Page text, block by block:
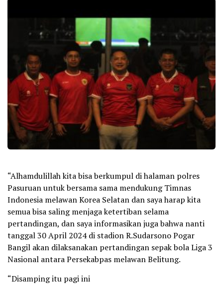
“Alhamdulillah kita bisa berkumpul di halaman polres
Pasuruan untuk bersama sama mendukung Timnas
Indonesia melawan Korea Selatan dan saya harap kita
semua bisa saling menjaga ketertiban selama
pertandingan, dan saya informasikan juga bahwa nanti
tanggal 30 April 2024 di stadion R.Sudarsono Pogar
Bangil akan dilaksanakan pertandingan sepak bola Liga 3
Nasional antara Persekabpas melawan Belitung.
“Disamping itu pagi ini